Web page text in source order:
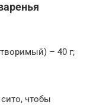
– 40 г;
чтобы